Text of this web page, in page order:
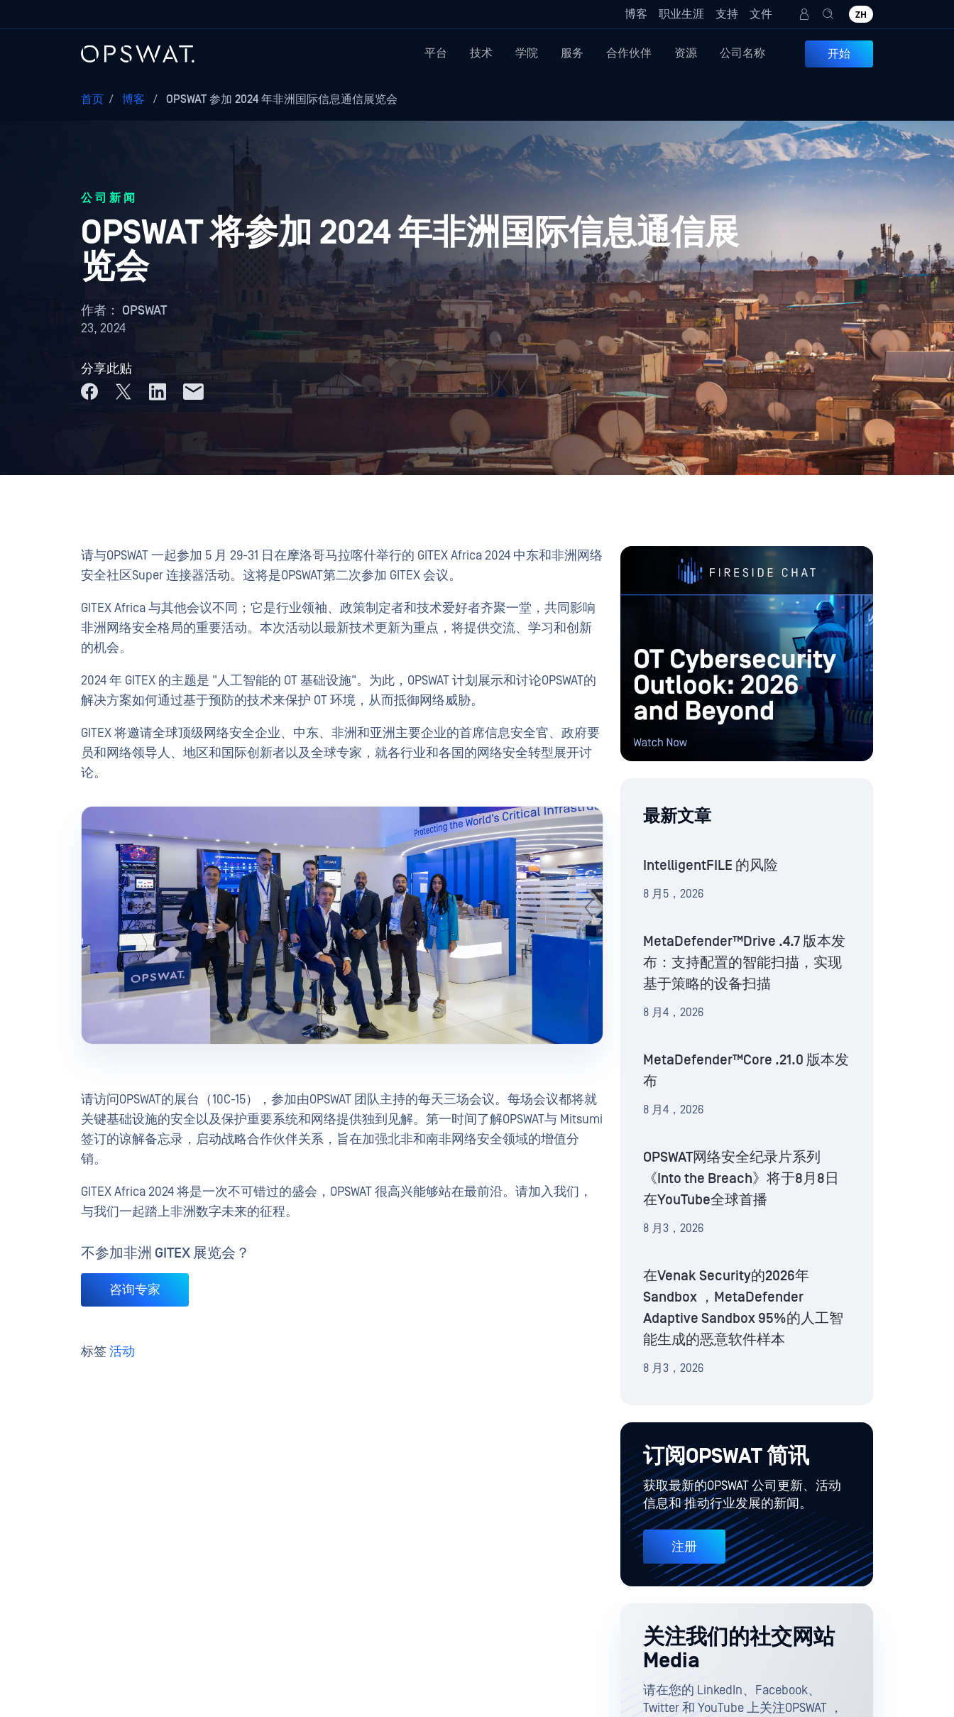
博客 职业生涯 支持 文件 ZH
平台 技术 学院 服务 合作伙伴 资源 公司名称 开始
首页 / 博客 / OPSWAT 参加 2024 年非洲国际信息通信展览会
公司新闻
OPSWAT 将参加 2024 年非洲国际信息通信展
览会
作者： OPSWAT
23, 2024
分享此贴
请与OPSWAT 一起参加 5 月 29-31 日在摩洛哥马拉喀什举行的 GITEX Africa 2024 中东和非洲网络
安全社区Super 连接器活动。这将是OPSWAT第二次参加 GITEX 会议。
GITEX Africa 与其他会议不同；它是行业领袖、政策制定者和技术爱好者齐聚一堂，共同影响
非洲网络安全格局的重要活动。本次活动以最新技术更新为重点，将提供交流、学习和创新
的机会。
2024 年 GITEX 的主题是 "人工智能的 OT 基础设施"。为此，OPSWAT 计划展示和讨论OPSWAT的
解决方案如何通过基于预防的技术来保护 OT 环境，从而抵御网络威胁。
GITEX 将邀请全球顶级网络安全企业、中东、非洲和亚洲主要企业的首席信息安全官、政府要
员和网络领导人、地区和国际创新者以及全球专家，就各行业和各国的网络安全转型展开讨
论。
请访问OPSWAT的展台（10C-15），参加由OPSWAT 团队主持的每天三场会议。每场会议都将就
关键基础设施的安全以及保护重要系统和网络提供独到见解。第一时间了解OPSWAT与 Mitsumi
签订的谅解备忘录，启动战略合作伙伴关系，旨在加强北非和南非网络安全领域的增值分
销。
GITEX Africa 2024 将是一次不可错过的盛会，OPSWAT 很高兴能够站在最前沿。请加入我们，
与我们一起踏上非洲数字未来的征程。
不参加非洲 GITEX 展览会？
咨询专家
标签活动
最新文章
IntelligentFILE 的风险
8 月5，2026
MetaDefender™Drive .4.7 版本发
布：支持配置的智能扫描，实现
基于策略的设备扫描
8 月4，2026
MetaDefender™Core .21.0 版本发
布
8 月4，2026
OPSWAT网络安全纪录片系列
《Into the Breach》将于8月8日
在YouTube全球首播
8 月3，2026
在Venak Security的2026年
Sandbox ，MetaDefender
Adaptive Sandbox 95%的人工智
能生成的恶意软件样本
8 月3，2026
订阅OPSWAT 简讯
获取最新的OPSWAT 公司更新、活动
信息和 推动行业发展的新闻。
注册
关注我们的社交网站
Media
请在您的 LinkedIn、Facebook、
Twitter 和 YouTube 上关注OPSWAT ，